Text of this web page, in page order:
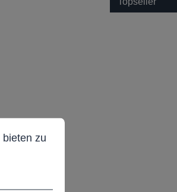
zu können.
zu